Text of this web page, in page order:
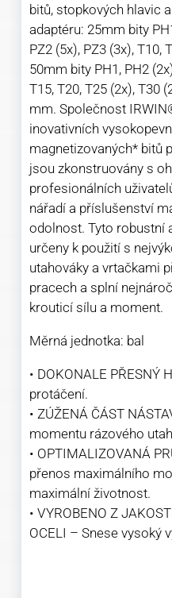
bitů, stopkových hlavic
adaptéru: 25mm bity
PZ2 (5x), PZ3 (3x), T10,
50mm bity PH1, PH2
T15, T20, T25 (2x), T30
mm. Společnost
inovativních
magnetizovaných* bitů
jsou zkonstruovány s
profesionálních
nářadí a příslušenství
odolnost. Tyto robustní
určeny k použití s
utahováky a vrtačkami
pracech a splní
krouticí sílu a moment.
Měrná jednotka: bal
• DOKONALE PŘESNÝ
protáčení.
• ZÚŽENÁ ČÁST
momentu rázového
• OPTIMALIZOVANÁ
přenos maximálního
maximální životnost.
• VYROBENO Z
OCELI – Snese vysoký